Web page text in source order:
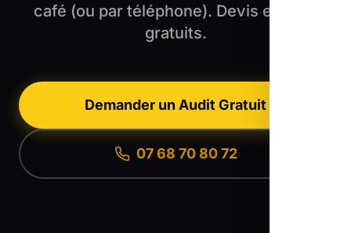
café (ou par téléphone). Devis et audit
gratuits.
Demander un Audit Gratuit
07 68 70 80 72